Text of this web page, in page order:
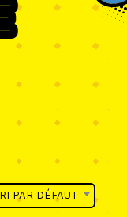
PAR DÉFAUT